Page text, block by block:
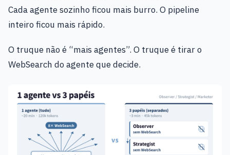
Cada agente sozinho ficou mais burro. O pipeline
inteiro ficou mais rápido.
O truque não é “mais agentes”. O truque é tirar o
WebSearch do agente que decide.